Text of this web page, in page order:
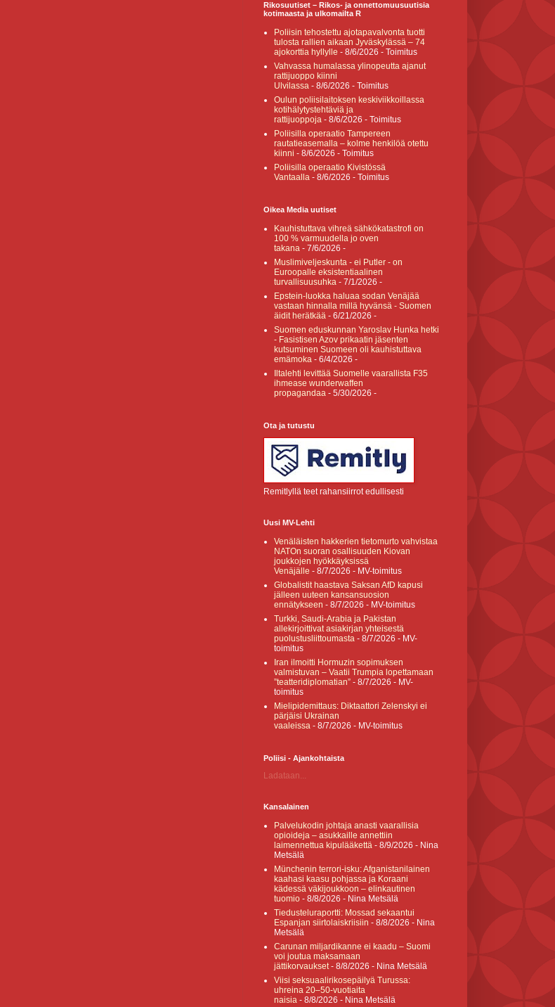
Rikosuutiset – Rikos- ja onnettomuusuutisia
kotimaasta ja ulkomailta R
Poliisin tehostettu ajotapavalvonta tuotti
tulosta rallien aikaan Jyväskylässä – 74
ajokorttia hyllylle - 8/6/2026 - Toimitus
Vahvassa humalassa ylinopeutta ajanut
rattijuoppo kiinni
Ulvilassa - 8/6/2026 - Toimitus
Oulun poliisilaitoksen keskiviikkoillassa
kotihälytystehtäviä ja
rattijuoppoja - 8/6/2026 - Toimitus
Poliisilla operaatio Tampereen
rautatieasemalla – kolme henkilöä otettu
kiinni - 8/6/2026 - Toimitus
Poliisilla operaatio Kivistössä
Vantaalla - 8/6/2026 - Toimitus
Oikea Media uutiset
Kauhistuttava vihreä sähkökatastrofi on
100 % varmuudella jo oven
takana - 7/6/2026 -
Muslimiveljeskunta - ei Putler - on
Euroopalle eksistentiaalinen
turvallisuusuhka - 7/1/2026 -
Epstein-luokka haluaa sodan Venäjää
vastaan hinnalla millä hyvänsä - Suomen
äidit herätkää - 6/21/2026 -
Suomen eduskunnan Yaroslav Hunka hetki
- Fasistisen Azov prikaatin jäsenten
kutsuminen Suomeen oli kauhistuttava
emämoka - 6/4/2026 -
Iltalehti levittää Suomelle vaarallista F35
ihmease wunderwaffen
propagandaa - 5/30/2026 -
Ota ja tutustu
Remitlyllä teet rahansiirrot edullisesti
Uusi MV-Lehti
Venäläisten hakkerien tietomurto vahvistaa
NATOn suoran osallisuuden Kiovan
joukkojen hyökkäyksissä
Venäjälle - 8/7/2026 - MV-toimitus
Globalistit haastava Saksan AfD kapusi
jälleen uuteen kansansuosion
ennätykseen - 8/7/2026 - MV-toimitus
Turkki, Saudi-Arabia ja Pakistan
allekirjoittivat asiakirjan yhteisestä
puolustusliittoumasta - 8/7/2026 - MV-
toimitus
Iran ilmoitti Hormuzin sopimuksen
valmistuvan – Vaatii Trumpia lopettamaan
”teatteridiplomatian” - 8/7/2026 - MV-
toimitus
Mielipidemittaus: Diktaattori Zelenskyi ei
pärjäisi Ukrainan
vaaleissa - 8/7/2026 - MV-toimitus
Poliisi - Ajankohtaista
Ladataan...
Kansalainen
Palvelukodin johtaja anasti vaarallisia
opioideja – asukkaille annettiin
laimennettua kipulääkettä - 8/9/2026 - Nina
Metsälä
Münchenin terrori-isku: Afganistanilainen
kaahasi kaasu pohjassa ja Koraani
kädessä väkijoukkoon – elinkautinen
tuomio - 8/8/2026 - Nina Metsälä
Tiedusteluraportti: Mossad sekaantui
Espanjan siirtolaiskriisiin - 8/8/2026 - Nina
Metsälä
Carunan miljardikanne ei kaadu – Suomi
voi joutua maksamaan
jättikorvaukset- 8/8/2026 - Nina Metsälä
Viisi seksuaalirikosepäilyä Turussa:
uhreina 20–50-vuotiaita
naisia - 8/8/2026 - Nina Metsälä